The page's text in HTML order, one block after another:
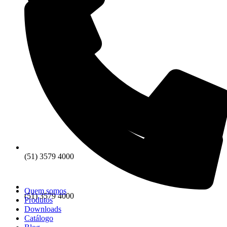
(51) 3579 4000
(51) 3579 4000
Quem somos
Produtos
Downloads
Catálogo